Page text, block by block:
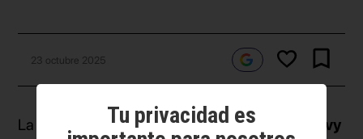
23 octubre 2025
La Dirección General de Tráfico(DGT) y
Ogilvy
Tu privacidad es